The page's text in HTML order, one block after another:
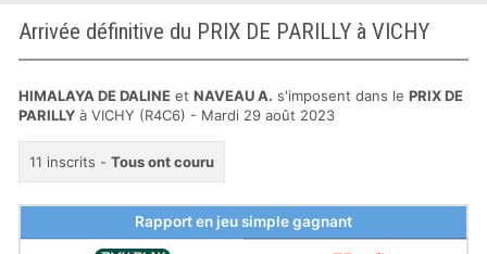
Arrivée définitive du PRIX DE PARILLY à VICHY
HIMALAYA DE DALINE et NAVEAU A. s'imposent dans le PRIX DE
PARILLY à VICHY (R4C6) - Mardi 29 août 2023
11 inscrits - Tous ont couru
Rapport en jeu simple gagnant